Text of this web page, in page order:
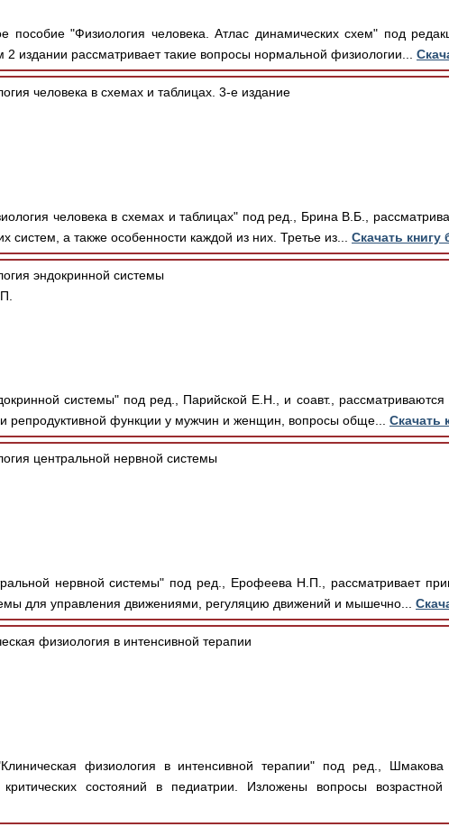
пособие "Физиология человека. Атлас динамических схем" под
издании рассматривает такие вопросы нормальной физиологии...
человека в схемах и таблицах. 3-е издание
человека в схемах и таблицах" под ред., Брина В.Б.,
систем, а также особенности каждой из них. Третье из... Скачать книгу
эндокринной системы
системы" под ред., Парийской Е.Н., и соавт.,
репродуктивной функции у мужчин и женщин, вопросы обще... Скачать
центральной нервной системы
нервной системы" под ред., Ерофеева Н.П., рассматривает
для управления движениями, регуляцию движений и мышечно...
физиология в интенсивной терапии
физиология в интенсивной терапии" под ред.,
критических состояний в педиатрии. Изложены вопросы